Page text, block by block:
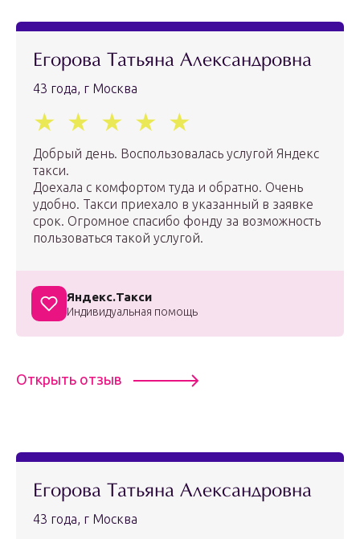
Егорова Татьяна Александровна
43 года, г Москва
Добрый день. Воспользовалась услугой Яндекс
такси.
Доехала с комфортом туда и обратно. Очень
удобно. Такси приехало в указанный в заявке
срок. Огромное спасибо фонду за возможность
пользоваться такой услугой.
Яндекс.Такси
Индивидуальная помощь
Открыть отзыв
Егорова Татьяна Александровна
43 года, г Москва